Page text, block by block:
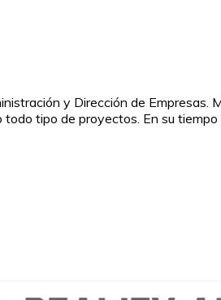
y Dirección de
tipo de proyectos. En su